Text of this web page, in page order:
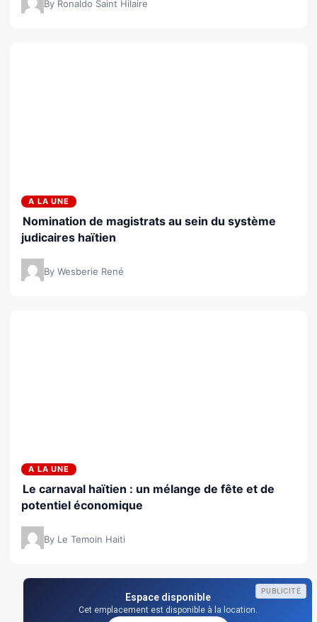
By Ronaldo Saint Hilaire
A LA UNE
Nomination de magistrats au sein du système
judicaires haïtien
By Wesberie René
A LA UNE
Le carnaval haïtien : un mélange de fête et de
potentiel économique
By Le Temoin Haiti
PUBLICITÉ
Espace disponible
Cet emplacement est disponible à la location.